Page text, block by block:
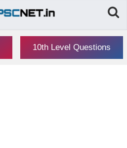
10th Level Questions